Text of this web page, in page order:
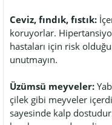
Ceviz, fındık, fıstık:
koruyorlar.
hastaları için risk
unutmayın.
Üzümsü meyveler:
çilek gibi meyveler
sayesinde kalp